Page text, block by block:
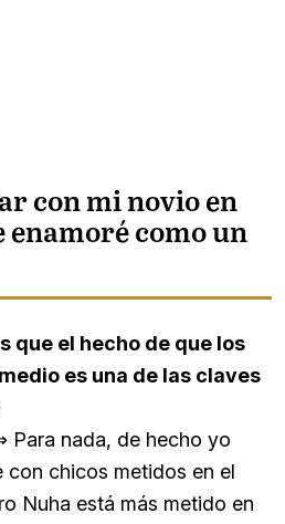
con mi novio en
enamoré como un
que el hecho de que los
es una de las claves
Para nada, de hecho yo
con chicos metidos en el
Nuha está más metido en